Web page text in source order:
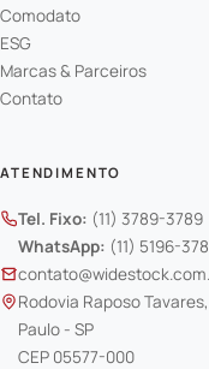
Comodato
ESG
Marcas & Parceiros
Contato
ATENDIMENTO
Tel. Fixo: (11) 3789-3789
WhatsApp: (11) 5196-
Rodovia Raposo
Paulo - SP
CEP 05577-000